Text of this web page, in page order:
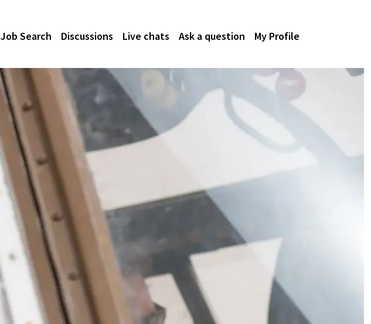
Job Search Discussions Live chats Ask a question My Profile